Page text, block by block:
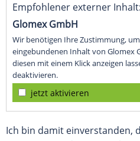
Empfohlener externer Inhalt:
Glomex GmbH
Wir benötigen Ihre Zustimmung,
eingebundenen Inhalt von Glomex
diesen mit einem Klick anzeigen
deaktivieren.
jetzt aktivieren
Ich bin damit einverstanden,